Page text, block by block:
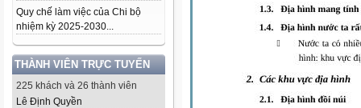
Quy chế làm việc của Chi bộ
nhiệm kỳ 2025-2030...
THÀNH VIÊN TRỰC TUYẾN
225 khách và 26 thành viên
Lê Định Quyền